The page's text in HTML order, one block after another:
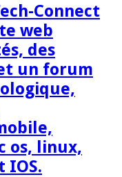
Connect
web
des
un forum
os, linux,
IOS.